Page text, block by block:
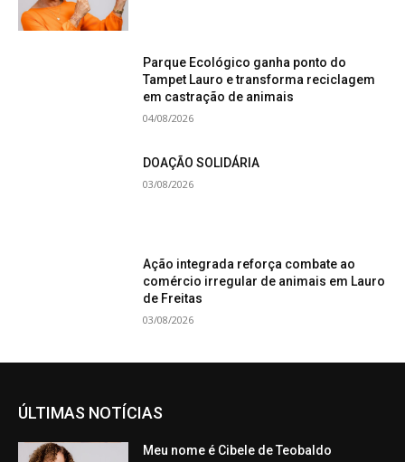
Parque Ecológico ganha ponto do
Tampet Lauro e transforma reciclagem
em castração de animais
04/08/2026
DOAÇÃO SOLIDÁRIA
03/08/2026
Ação integrada reforça combate ao
comércio irregular de animais em Lauro
de Freitas
03/08/2026
ÚLTIMAS NOTÍCIAS
Meu nome é Cibele de Teobaldo